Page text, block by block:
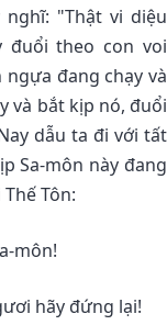
"Thật vi diệu
đuổi theo con voi
đang chạy và
và bắt kịp nó, đuổi
dẫu ta đi với tất
Sa-môn này đang
Tôn:
môn!
hãy đứng lại!